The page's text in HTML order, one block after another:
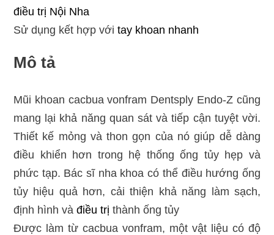
điều trị Nội Nha
Sử dụng kết hợp với tay khoan nhanh
Mô tả
Mũi khoan cacbua vonfram Dentsply Endo-Z cũng
mang lại khả năng quan sát và tiếp cận tuyệt vời.
Thiết kế mỏng và thon gọn của nó giúp dễ dàng
điều khiển hơn trong hệ thống ống tủy hẹp và
phức tạp. Bác sĩ nha khoa có thể điều hướng ống
tủy hiệu quả hơn, cải thiện khả năng làm sạch,
định hình và điều trị thành ống tủy
Được làm từ cacbua vonfram, một vật liệu có độ